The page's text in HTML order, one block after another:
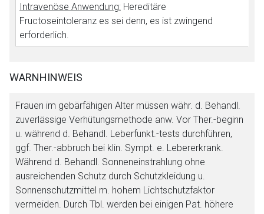
Intravenöse Anwendung: Hereditäre
Fructoseintoleranz es sei denn, es ist zwingend
erforderlich.
WARNHINWEIS
Frauen im gebärfähigen Alter müssen währ. d. Behandl.
zuverlässige Verhütungsmethode anw. Vor Ther.-beginn
u. während d. Behandl. Leberfunkt.-tests durchführen,
ggf. Ther.-abbruch bei klin. Sympt. e. Lebererkrank.
Während d. Behandl. Sonneneinstrahlung ohne
ausreichenden Schutz durch Schutzkleidung u.
Sonnenschutzmittel m. hohem Lichtschutzfaktor
vermeiden. Durch Tbl. werden bei einigen Pat. höhere